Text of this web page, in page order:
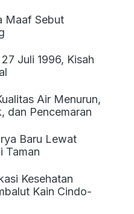
Maaf Sebut
Juli 1996, Kisah
Air Menurun,
dan Pencemaran
Baru Lewat
Taman
Kesehatan
Kain Cindo-